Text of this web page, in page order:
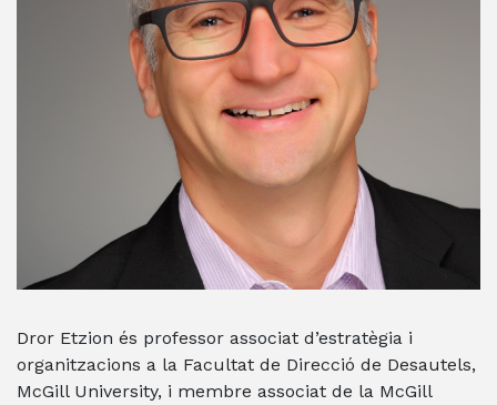
Dror Etzion és professor associat d’estratègia i
organitzacions a la Facultat de Direcció de Desautels,
McGill University, i membre associat de la McGill